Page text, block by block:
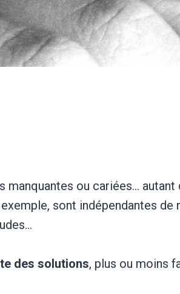
manquantes ou cariées…
sont indépendantes
des solutions, plus ou moins